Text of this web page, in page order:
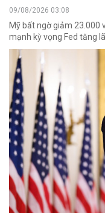
09/08/2026 03:08
Mỹ bất ngờ giảm 23.000
mạnh kỳ vọng Fed tăng